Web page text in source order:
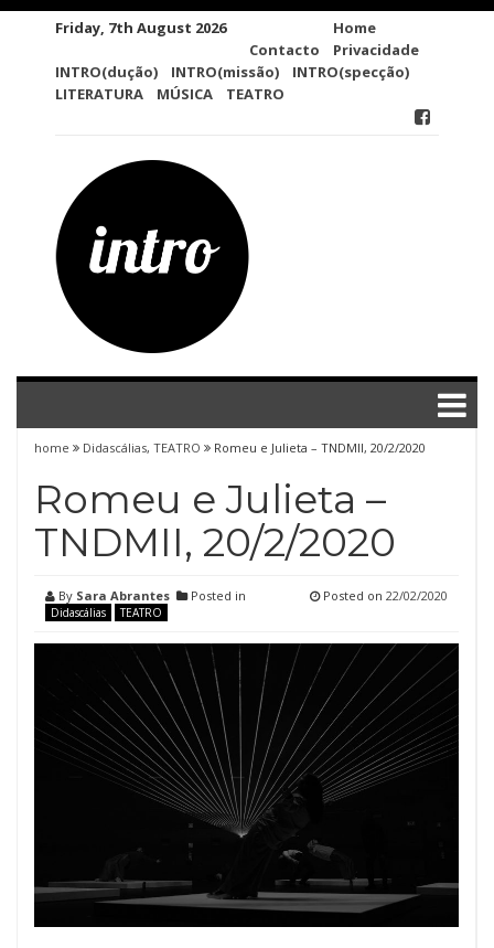
Friday, 7th August 2026
Contacto
Home
Privacidade
INTRO(dução)
INTRO(missão)
INTRO(specção)
LITERATURA
MÚSICA TEATRO
home Didascálias, TEATRO Romeu e Julieta – TNDMII, 20/2/2020
Romeu e Julieta –
TNDMII, 20/2/2020
By Sara Abrantes Posted in
Didascálias TEATRO
Posted on 22/02/2020